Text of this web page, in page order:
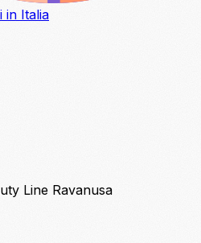
in Italia
Line Ravanusa